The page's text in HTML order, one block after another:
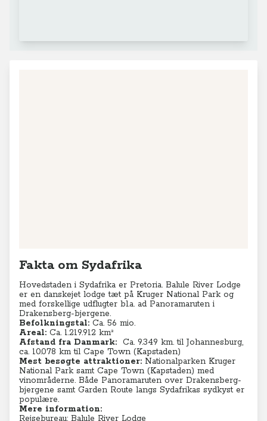
Fakta om Sydafrika
Hovedstaden i Sydafrika er Pretoria. Balule River Lodge
er en danskejet lodge tæt på Kruger National Park og
med forskellige udflugter bl.a. ad Panoramaruten i
Drakensberg-bjergene.
Befolkningstal: Ca. 56 mio.
Areal: Ca. 1.219.912 km²
Afstand fra Danmark: Ca. 9.349 km. til Johannesburg,
ca. 10.078 km til Cape Town (Kapstaden)
Mest besøgte attraktioner: Nationalparken Kruger
National Park samt Cape Town (Kapstaden) med
vinområderne. Både Panoramaruten over Drakensberg-
bjergene samt Garden Route langs Sydafrikas sydkyst er
populære.
Mere information:
Rejsebureau: Balule River Lodge